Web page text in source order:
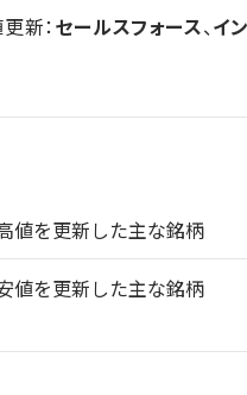
新：セールスフォース、イ
値を更新した主な銘柄
値を更新した主な銘柄